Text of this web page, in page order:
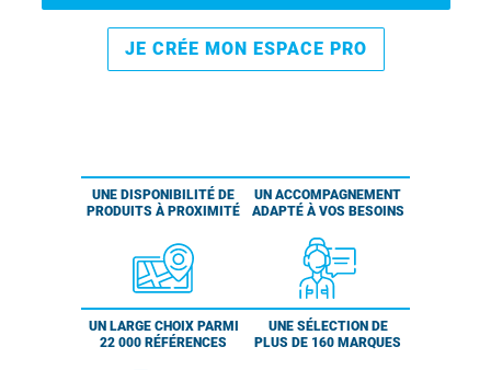
JE CRÉE MON ESPACE PRO
UNE DISPONIBILITÉ DE
PRODUITS À PROXIMITÉ
UN ACCOMPAGNEMENT
ADAPTÉ À VOS BESOINS
UN LARGE CHOIX PARMI
22 000 RÉFÉRENCES
UNE SÉLECTION DE
PLUS DE 160 MARQUES